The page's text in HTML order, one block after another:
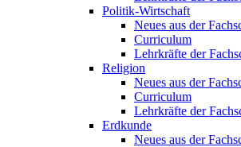
Politik-Wirtschaft
Neues aus der
Curriculum
Lehrkräfte der
Religion
Neues aus der
Curriculum
Lehrkräfte der
Erdkunde
Neues aus der